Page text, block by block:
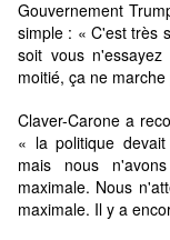
Gouvernement
simple : « C'est très
soit vous
moitié, ça ne marche
Claver-Carone a
« la politique
mais nous
maximale. Nous
maximale. Il y a